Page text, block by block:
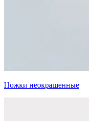
Ножки неокрашенные